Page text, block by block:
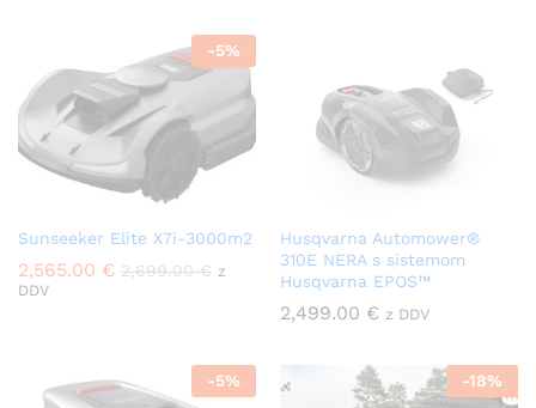
-5%
Sunseeker Elite X7i-3000m2
2,565.00 € 2,699.00€ z
DDV
Husqvarna Automower®
310E NERA s sistemom
Husqvarna EPOS™
2,499.00 € z DDV
-5% -18%